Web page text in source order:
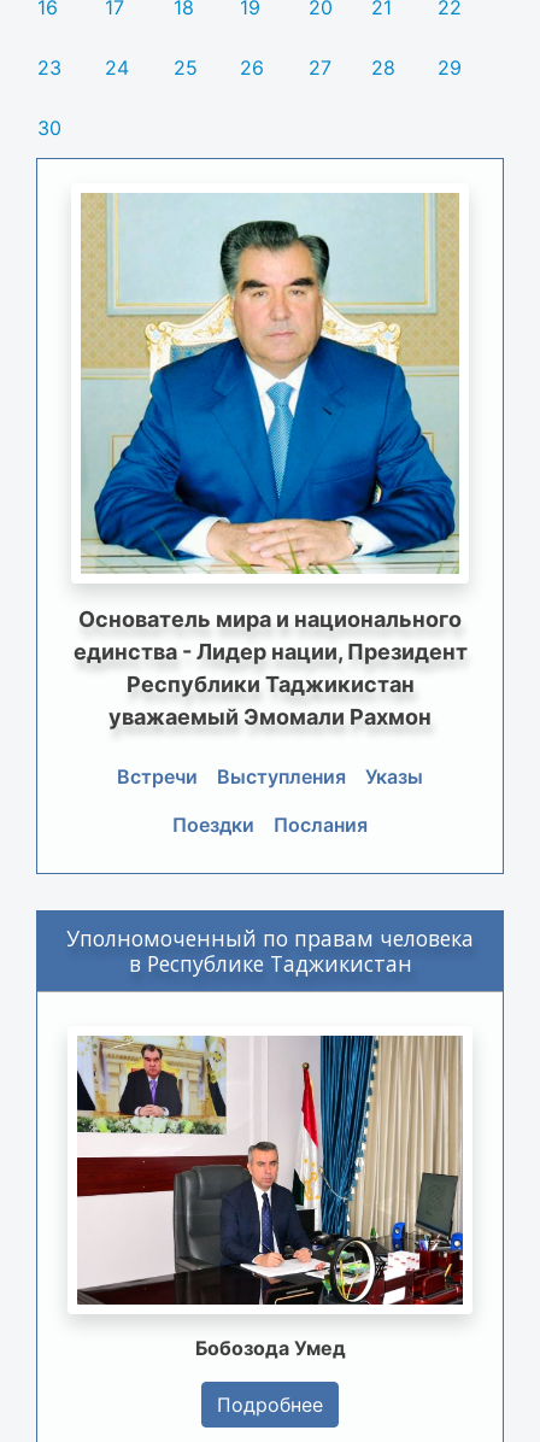
16 17 18 19 20 21 22
23 24 25 26 27 28 29
30
Основатель мира и национального
единства - Лидер нации, Президент
Республики Таджикистан
уважаемый Эмомали Рахмон
Встречи Выступления
Указы
Поездки
Послания
Уполномоченный по правам человека
в Республике Таджикистан
Бобозода Умед
Подробнее